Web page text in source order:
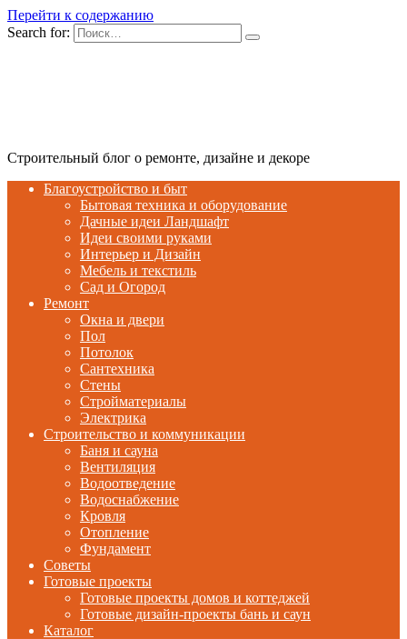
Перейти к содержанию
Search for:
Строительный блог о ремонте, дизайне и декоре
Благоустройство и быт
Бытовая техника и оборудование
Дачные идеи Ландшафт
Идеи своими руками
Интерьер и Дизайн
Мебель и текстиль
Сад и Огород
Ремонт
Окна и двери
Пол
Потолок
Сантехника
Стены
Стройматериалы
Электрика
Строительство и коммуникации
Баня и сауна
Вентиляция
Водоотведение
Водоснабжение
Кровля
Отопление
Фундамент
Советы
Готовые проекты
Готовые проекты домов и коттеджей
Готовые дизайн-проекты бань и саун
Каталог